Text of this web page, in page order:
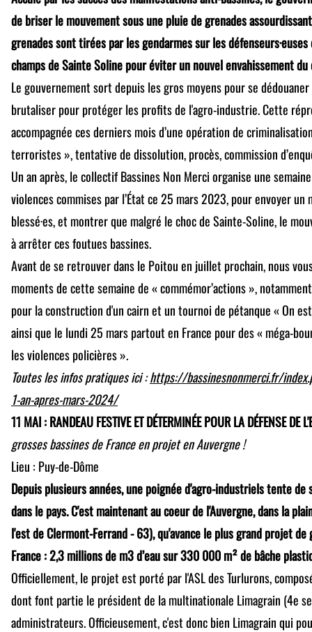
de briser le mouvement sous une pluie de grenades
grenades sont tirées par les gendarmes sur les défenseurs·euses
champs de Sainte Soline pour éviter un nouvel envahissement
Le gouvernement sort depuis les gros moyens pour se
brutaliser pour protéger les profits de l'agro-industrie. Cette
accompagnée ces derniers mois d’une opération de
terroristes », tentative de dissolution, procès, commission
Un an après, le collectif Bassines Non Merci organise une
violences commises par l’État ce 25 mars 2023, pour envoyer un
blessé·es, et montrer que malgré le choc de Sainte-Soline, le
à arrêter ces foutues bassines.
Avant de se retrouver dans le Poitou en juillet prochain, nous
moments de cette semaine de « commémor’actions »,
pour la construction d'un cairn et un tournoi de pétanque « On
ainsi que le lundi 25 mars partout en France pour des « méga-
les violences policières ».
Toutes les infos pratiques ici :https://bassinesnonmerci.fr/
1-an-apres-mars-2024/
11 MAI : RANDEAU FESTIVE ET DÉTERMINÉE POUR LA DÉFENSE DE
grosses bassines de France en projet en Auvergne !
Lieu : Puy-de-Dôme
Depuis plusieurs années, une poignée d'agro-industriels tente de
dans le pays. C'est maintenant au coeur de l'Auvergne, dans la
l'est de Clermont-Ferrand - 63), qu'avance le plus grand projet de
France : 2,3 millions de m3 d’eau sur 330 000 m² de bâche
Officiellement, le projet est porté par l'ASL des Turlurons,
dont font partie le président de la multinationale Limagrain (4e
administrateurs. Officieusement, c'est donc bien Limagrain qui